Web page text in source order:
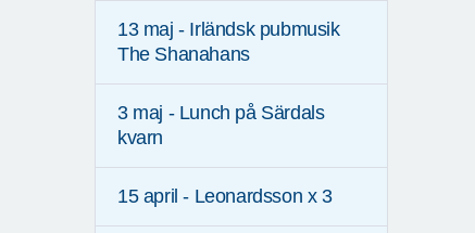
13 maj - Irländsk pubmusik
The Shanahans
3 maj - Lunch på Särdals
kvarn
15 april - Leonardsson x 3